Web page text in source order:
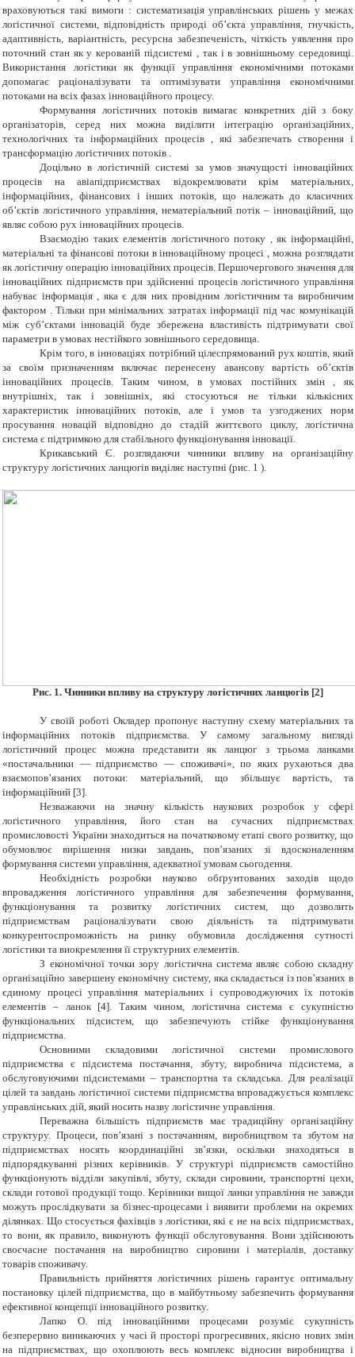
враховуються такі вимоги : систематизація управлінських рішень у межах
логістичної системи, відповідність природі об’єкта управління, гнучкість,
адаптивність, варіантність, ресурсна забезпеченість, чіткість уявлення про
поточний стан як у керованій підсистемі , так і в зовнішньому середовищі.
Використання логістики як функції управління економічними потоками
допомагає раціоналізувати та оптимізувати управління економічними
потоками на всіх фазах інноваційного процесу.
Формування логістичних потоків вимагає конкретних дій з боку
організаторів, серед них можна виділити інтеграцію організаційних,
технологічних та інформаційних процесів , які забезпечать створення і
трансформацію логістичних потоків .
Доцільно в логістичній системі за умов значущості інноваційних
процесів на авіапідприємствах відокремлювати крім матеріальних,
інформаційних, фінансових і інших потоків, що належать до класичних
об’єктів логістичного управління, нематеріальний потік – інноваційний, що
являє собою рух інноваційних процесів.
Взаємодію таких елементів логістичного потоку , як інформаційні,
матеріальні та фінансові потоки в інноваційному процесі , можна розглядати
як логістичну операцію інноваційних процесів. Першочергового значення для
інноваційних підприємств при здійсненні процесів логістичного управління
набуває інформація , яка є для них провідним логістичним та виробничим
фактором . Тільки при мінімальних затратах інформації під час комунікацій
між суб’єктами інновацій буде збережена властивість підтримувати свої
параметри в умовах нестійкого зовнішнього середовища.
Крім того, в інноваціях потрібний цілеспрямований рух коштів, який
за своїм призначенням включає перенесену авансову вартість об’єктів
інноваційних процесів. Таким чином, в умовах постійних змін , як
внутрішніх, так і зовнішніх, які стосуються не тільки кількісних
характеристик інноваційних потоків, але і умов та узгоджених норм
просування новацій відповідно до стадій життєвого циклу, логістична
система є підтримкою для стабільного функціонування інновації.
Крикавський Є. розглядаючи чинники впливу на організаційну
структуру логістичних ланцюгів виділяє наступні (рис. 1 ).
Рис. 1. Чинники впливу на структуру логістичних ланцюгів [2]
У своїй роботі Окладер пропонує наступну схему матеріальних та
інформаційних потоків підприємства. У самому загальному вигляді
логістичний процес можна представити як ланцюг з трьома ланками
«постачальники — підприємство — споживачі», по яких рухаються два
взаємопов’язаних потоки: матеріальний, що збільшує вартість, та
інформаційний [3].
Незважаючи на значну кількість наукових розробок у сфері
логістичного управління, його стан на сучасних підприємствах
промисловості України знаходиться на початковому етапі свого розвитку, що
обумовлює вирішення низки завдань, пов’язаних зі вдосконаленням
формування системи управління, адекватної умовам сьогодення.
Необхідність розробки науково обґрунтованих заходів щодо
впровадження логістичного управління для забезпечення формування,
функціонування та розвитку логістичних систем, що дозволить
підприємствам раціоналізувати свою діяльність та підтримувати
конкурентоспроможність на ринку обумовила дослідження сутності
логістики та виокремлення її структурних елементів.
З економічної точки зору логістична система являє собою складну
організаційно завершену економічну систему, яка складається із пов’язаних в
єдиному процесі управління матеріальних і супроводжуючих їх потоків
елементів – ланок [4]. Таким чином, логістична система є сукупністю
функціональних підсистем, що забезпечують стійке функціонування
підприємства.
Основними складовими логістичної системи промислового
підприємства є підсистема постачання, збуту, виробнича підсистема, а
обслуговуючими підсистемами – транспортна та складська. Для реалізації
цілей та завдань логістичної системи підприємства впроваджується комплекс
управлінських дій, який носить назву логістичне управління.
Переважна більшість підприємств має традиційну організаційну
структуру. Процеси, пов’язані з постачанням, виробництвом та збутом на
підприємствах носять координаційні зв’язки, оскільки знаходяться в
підпорядкуванні різних керівників. У структурі підприємств самостійно
функціонують відділи закупівлі, збуту, склади сировини, транспортні цехи,
склади готової продукції тощо. Керівники вищої ланки управління не завжди
можуть прослідкувати за бізнес-процесами і виявити проблеми на окремих
ділянках. Що стосується фахівців з логістики, які є не на всіх підприємствах,
то вони, як правило, виконують функції обслуговування. Вони здійснюють
своєчасне постачання на виробництво сировини і матеріалів, доставку
товарів споживачу.
Правильність прийняття логістичних рішень гарантує оптимальну
постановку цілей підприємства, що в майбутньому забезпечить формування
ефективної концепції інноваційного розвитку.
Лапко О. під інноваційними процесами розуміє сукупність
безперервно виникаючих у часі й просторі прогресивних, якісно нових змін
на підприємствах, що охоплюють весь комплекс відносин виробництва і